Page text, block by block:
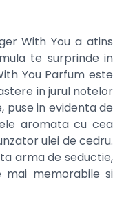
With You a atins
te surprinde in
You Parfum este
in jurul notelor
puse in evidenta de
aromata cu cea
ulei de cedru.
arma de seductie,
mai memorabile si